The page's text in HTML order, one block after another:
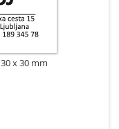
30 x 30 mm